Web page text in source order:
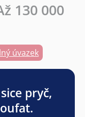
130 000
úvazek
pryč,